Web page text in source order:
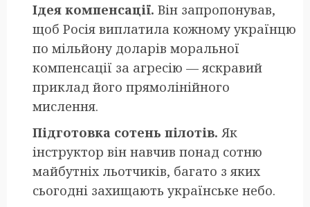
Ідея компенсації. Він запропонував,
щоб Росія виплатила кожному українцю
по мільйону доларів моральної
компенсації за агресію — яскравий
приклад його прямолінійного
мислення.
Підготовка сотень пілотів. Як
інструктор він навчив понад сотню
майбутніх льотчиків, багато з яких
сьогодні захищають українське небо.